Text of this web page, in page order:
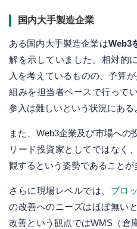
国内大手製造企業
ある国内大手製造企業はWeb3
解を示していました。相対的
入を考えているものの、予算
組みを担当者ベースで行って
参入は難しいという状況にある
また、Web3企業及び市場への
リード投資家としてではなく
観するという姿勢であることが
さらに現場レベルでは、 ブロ
の改善へのニーズはほぼ無い
改善という観点ではWMS（倉